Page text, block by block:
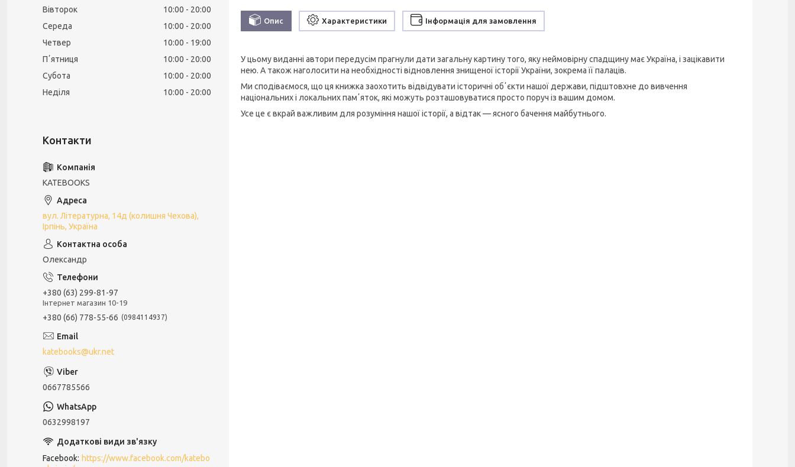
Опис Характеристики Інформація для замовлення
У цьому виданні автори передусім прагнули дати загальну картину того, яку неймовірну спадщину має Україна, і зацікавити
нею. А також наголосити на необхідності відновлення знищеної історії України, зокрема її палаців.
Ми сподіваємося, що ця книжка заохотить відвідувати історичні обʼєкти нашої держави, підштовхне до вивчення
національних і локальних памʼяток, які можуть розташовуватися просто поруч із вашим домом.
Усе це є вкрай важливим для розуміння нашої історії, а відтак — ясного бачення майбутнього.
Вівторок
10:00
20:00
Середа
10:00
20:00
Четвер
10:00
19:00
Пʼятниця
10:00
20:00
Субота
10:00
20:00
Неділя
10:00 20:00
KATEBOOKS
вул. Літературна, 14д (колишня Чехова),
Ірпінь, Україна
Олександр
+380 (63) 299-81-97
Інтернет магазин 10-19
+380 (66) 778-55-66 0984114937
katebooks@ukr.net
0667785566
0632998197
Facebook https://www.facebook.com/katebo